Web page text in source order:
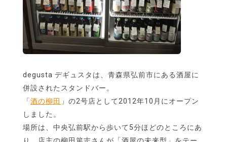
degusta デギュスタは、青森県弘前市にある酒屋に
併設されたスタンドバー。
「酒の柳田 」の2号店として2012年10月にオープン
しました。
場所は、中央弘前駅から歩いて5分ほどのところにあ
り、店主の柳田篤志さんが「酒屋の未来型」をテー